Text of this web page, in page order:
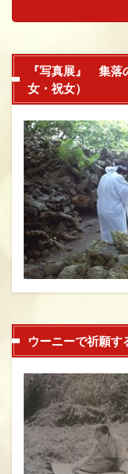
『写真展』 集落
女・祝女）
ウーニーで祈願